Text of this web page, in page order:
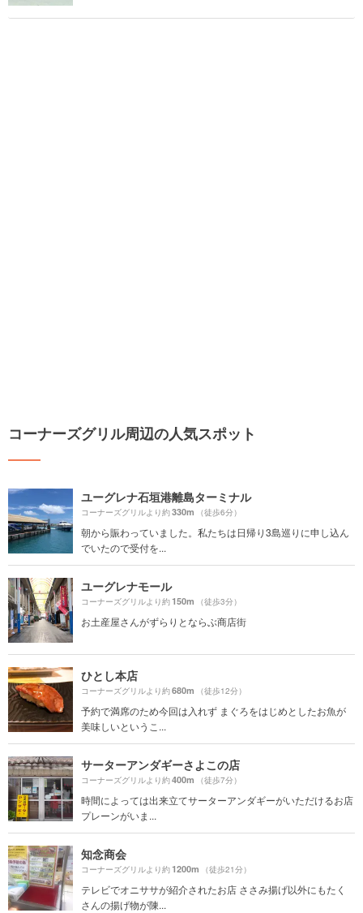
コーナーズグリル周辺の人気スポット
ユーグレナ石垣港離島ターミナル
コーナーズグリルより約330m （徒歩6分）
朝から賑わっていました。私たちは日帰り3島巡りに申し込ん
でいたので受付を...
ユーグレナモール
コーナーズグリルより約150m （徒歩3分）
お土産屋さんがずらりとならぶ商店街
ひとし本店
コーナーズグリルより約680m （徒歩12分）
予約で満席のため今回は入れず まぐろをはじめとしたお魚が
美味しいというこ...
サーターアンダギーさよこの店
コーナーズグリルより約400m （徒歩7分）
時間によっては出来立てサーターアンダギーがいただけるお店
プレーンがいま...
知念商会
コーナーズグリルより約1200m （徒歩21分）
テレビでオニササが紹介されたお店 ささみ揚げ以外にもたく
さんの揚げ物が陳...